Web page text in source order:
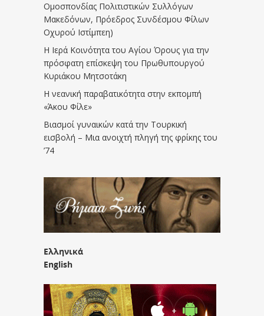
Ομοσπονδίας Πολιτιστικών Συλλόγων
Μακεδόνων, Πρόεδρος Συνδέσμου Φίλων
Οχυρού Ιστίμπεη)
Η Ιερά Κοινότητα του Αγίου Όρους για την
πρόσφατη επίσκεψη του Πρωθυπουργού
Κυριάκου Μητσοτάκη
Η νεανική παραβατικότητα στην εκπομπή
«Άκου Φίλε»
Βιασμοί γυναικών κατά την Τουρκική
εισβολή – Μια ανοιχτή πληγή της φρίκης του
’74
Ελληνικά
English